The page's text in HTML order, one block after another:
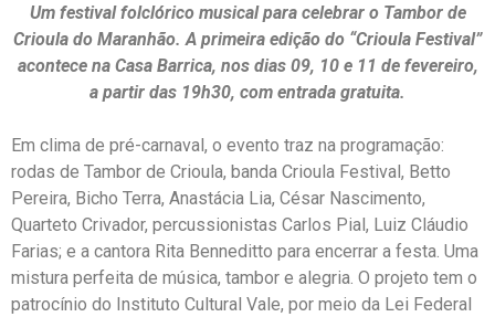
Um festival folclórico musical para celebrar o Tambor de
Crioula do Maranhão. A primeira edição do “Crioula Festival”
acontece na Casa Barrica, nos dias 09, 10 e 11 de fevereiro,
a partir das 19h30, com entrada gratuita.
Em clima de pré-carnaval, o evento traz na programação:
rodas de Tambor de Crioula, banda Crioula Festival, Betto
Pereira, Bicho Terra, Anastácia Lia, César Nascimento,
Quarteto Crivador, percussionistas Carlos Pial, Luiz Cláudio
Farias; e a cantora Rita Benneditto para encerrar a festa. Uma
mistura perfeita de música, tambor e alegria. O projeto tem o
patrocínio do Instituto Cultural Vale, por meio da Lei Federal